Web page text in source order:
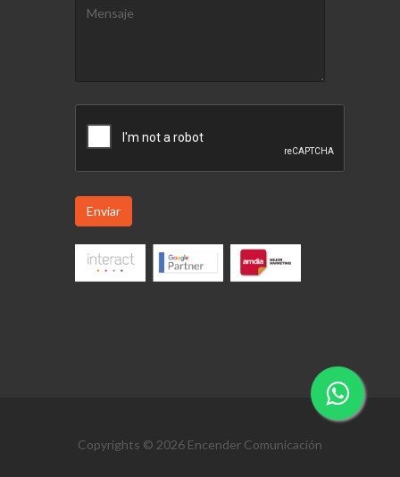
Enviar
Copyrights © 2026 Encender Comunicación